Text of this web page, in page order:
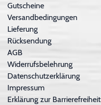
Gutscheine
Versandbedingungen
Lieferung
Rücksendung
AGB
Widerrufsbelehrung
Datenschutzerklärung
Impressum
Erklärung zur Barrierefreiheit